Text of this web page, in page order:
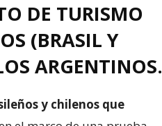
DE TURISMO
(BRASIL Y
ARGENTINOS.
y chilenos que